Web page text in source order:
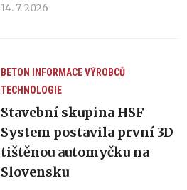
14. 7. 2026
BETON INFORMACE VÝROBCŮ
TECHNOLOGIE
Stavební skupina HSF
System postavila první 3D
tištěnou automyčku na
Slovensku